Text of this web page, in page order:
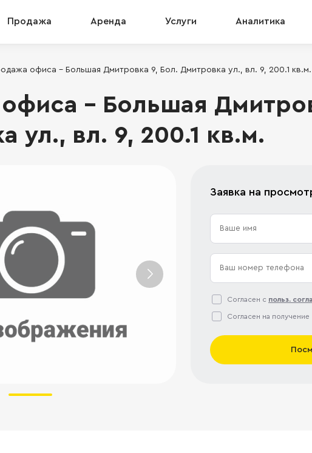
Продажа Аренда Услуги Аналитика
офиса - Большая Дмитровка 9, Бол. Дмитровка ул., вл. 9, 200.1 кв.м.
- Большая
ул., вл. 9, 200.1 кв.м.
Заявка на
Согласен с польз.
Согласен на получение